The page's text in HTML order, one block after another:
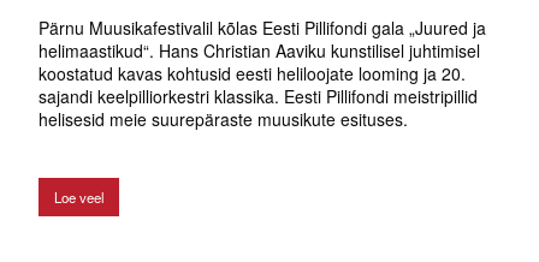
Pärnu Muusikafestivalil kõlas Eesti Pillifondi gala „Juured ja
helimaastikud“. Hans Christian Aaviku kunstilisel juhtimisel
koostatud kavas kohtusid eesti heliloojate looming ja 20.
sajandi keelpilliorkestri klassika. Eesti Pillifondi meistripillid
helisesid meie suurepäraste muusikute esituses.
Loe veel